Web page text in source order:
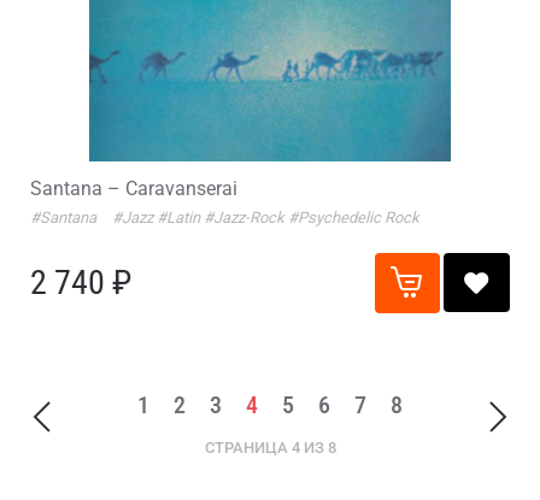
Santana – Caravanserai
#Santana #Jazz #Latin #Jazz-Rock #Psychedelic Rock
2 740 ₽
1 2 3 4 5 6 7 8
СТРАНИЦА 4 ИЗ 8